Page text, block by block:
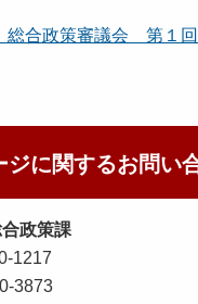
合政策審議会 第１
ジに関するお問い
政策課
1217
3873